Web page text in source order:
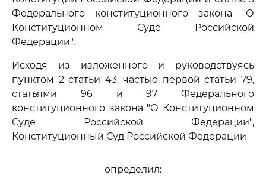
Федерального конституционного закона "О
Конституционном Суде Российской
Федерации".
Исходя из изложенного и руководствуясь
пунктом 2 статьи 43, частью первой статьи 79,
статьями 96 и 97 Федерального
конституционного закона "О Конституционном
Суде Российской Федерации",
Конституционный Суд Российской Федерации
определил: